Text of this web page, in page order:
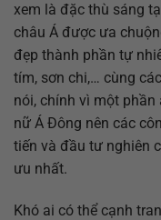
xem là đặc thù sáng
châu Á được ưa
đẹp thành phần tự
tím, sơn chi,… cùng
nói, chính vì một
nữ Á Đông nên các
tiến và đầu tư nghiên
ưu nhất.
Khó ai có thể cạnh